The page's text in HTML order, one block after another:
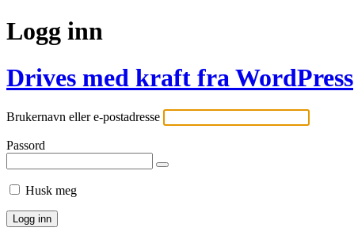
Logg inn
Drives med kraft fra WordPress
Brukernavn eller e-postadresse
Passord
Husk meg